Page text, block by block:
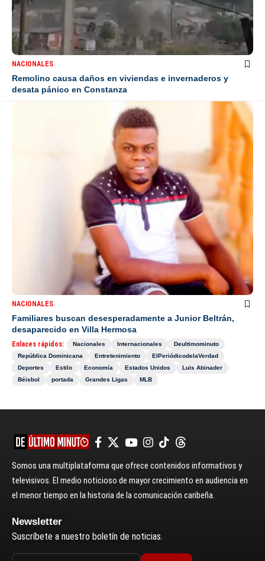
NACIONALES
Remolino causa daños en viviendas e invernaderos y
desata pánico en Constanza
NACIONALES
Familiares buscan desesperadamente a Junior Beltrán,
desaparecido en Villa Hermosa
Enlaces rápidos: Nacionales Internacionales
Deultimominuto
República Dominicana
Entretenimiento
ElPeriódicodelaVerdad
Deportes
Estilo Economía Estados Unidos
Luis Abinader
Béisbol
portada Grandes Ligas MLB
Somos una multiplataforma que ofrece contenidos informativos y
televisivos. El medio noticioso de mayor crecimiento en audiencia en
el menor tiempo en la historia de la comunicación caribeña.
Newsletter
Suscríbete a nuestro boletín de noticias.